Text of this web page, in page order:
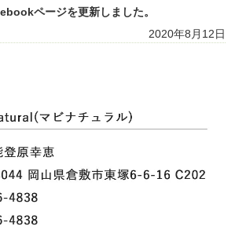
ページを更新しました。
2020年8月12日